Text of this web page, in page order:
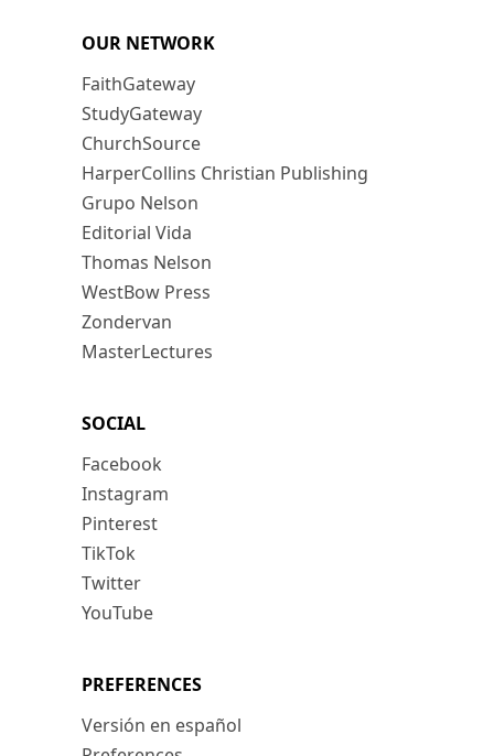
OUR NETWORK
FaithGateway
StudyGateway
ChurchSource
HarperCollins Christian Publishing
Grupo Nelson
Editorial Vida
Thomas Nelson
WestBow Press
Zondervan
MasterLectures
SOCIAL
Facebook
Instagram
Pinterest
TikTok
Twitter
YouTube
PREFERENCES
Versión en español